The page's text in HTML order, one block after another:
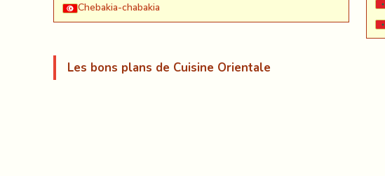
Chebakia-chabakia
Les bons plans de Cuisine Orientale